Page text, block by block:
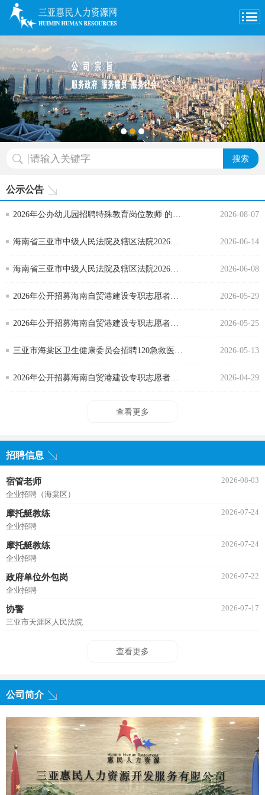
1 2 3
搜索
公示公告
2026年公办幼儿园招聘特殊教育岗位教师 的公
告（第2号）
2026-08-07
海南省三亚市中级人民法院及辖区法院2026年
度公开招聘聘用制书记员 （第4号公告）
2026-06-14
海南省三亚市中级人民法院及辖区法院2026年
度公开招聘聘用制书记员 （第2号公告）
2026-06-08
2026年公开招募海南自贸港建设专职志愿者人
才储备库人员招聘公告（第4号）
2026-05-29
2026年公开招募海南自贸港建设专职志愿者人
才储备库人员招聘公告（第3号）
2026-05-25
三亚市海棠区卫生健康委员会招聘120急救医生
岗位人员成绩公示公告
2026-05-13
2026年公开招募海南自贸港建设专职志愿者人 2026-04-29
查看更多
招聘信息
宿管老师
企业招聘（海棠区）
2026-08-03
摩托艇教练
企业招聘
2026-07-24
摩托艇教练
企业招聘
2026-07-24
政府单位外包岗
企业招聘
2026-07-22
协警
三亚市天涯区人民法院
2026-07-17
查看更多
公司简介